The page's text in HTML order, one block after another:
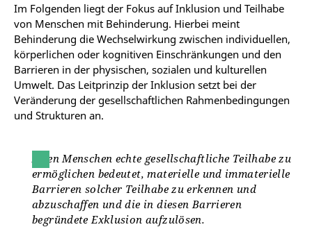
Im Folgenden liegt der Fokus auf Inklusion und Teilhabe
von Menschen mit Behinderung. Hierbei meint
Behinderung die Wechselwirkung zwischen individuellen,
körperlichen oder kognitiven Einschränkungen und den
Barrieren in der physischen, sozialen und kulturellen
Umwelt. Das Leitprinzip der Inklusion setzt bei der
Veränderung der gesellschaftlichen Rahmenbedingungen
und Strukturen an.
Allen Menschen echte gesellschaftliche Teilhabe zu
ermöglichen bedeutet, materielle und immaterielle
Barrieren solcher Teilhabe zu erkennen und
abzuschaffen und die in diesen Barrieren
begründete Exklusion aufzulösen.